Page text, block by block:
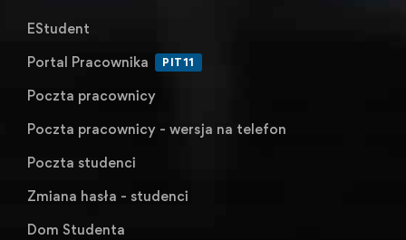
EStudent
Portal Pracownika
PIT11
Poczta pracownicy
Poczta pracownicy - wersja na telefon
Poczta studenci
Zmiana hasła - studenci
Dom Studenta